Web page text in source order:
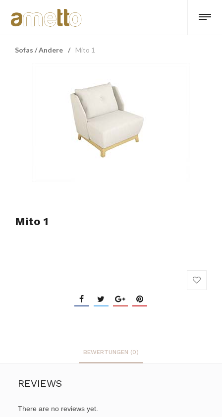
Sofas / Andere / Mito 1
Mito 1
BEWERTUNGEN (0)
REVIEWS
There are no reviews yet.